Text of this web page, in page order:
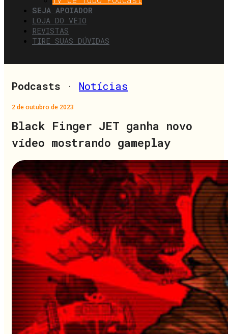
SEJA APOIADOR
LOJA DO VÉIO
REVISTAS
TIRE SUAS DÚVIDAS
Podcasts · Notícias
2 de outubro de 2023
Black Finger JET ganha novo
vídeo mostrando gameplay